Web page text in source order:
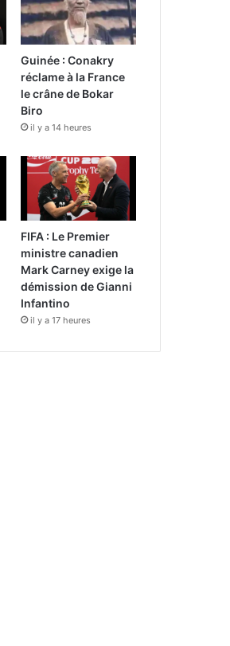
Guinée : Conakry
réclame à la France
le crâne de Bokar
Biro
il y a 14 heures
FIFA : Le Premier
ministre canadien
Mark Carney exige la
démission de Gianni
Infantino
il y a 17 heures